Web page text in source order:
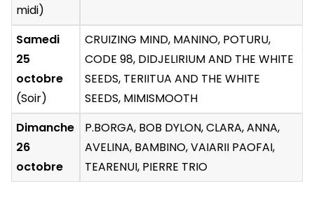
midi)
Samedi
25
octobre
(Soir)
CRUIZING MIND, MANINO, POTURU,
CODE 98, DIDJELIRIUM AND THE WHITE
SEEDS, TERIITUA AND THE WHITE
SEEDS, MIMISMOOTH
Dimanche
26
octobre
P.BORGA, BOB DYLON, CLARA, ANNA,
AVELINA, BAMBINO, VAIARII PAOFAI,
TEARENUI, PIERRE TRIO